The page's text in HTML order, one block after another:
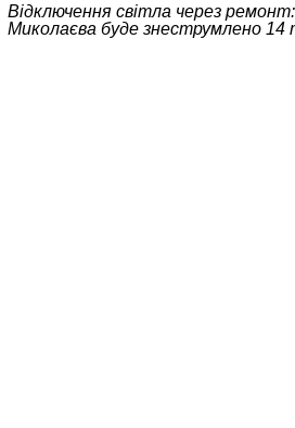
Відключення світла через ремонт:
Миколаєва буде знеструмлено 14